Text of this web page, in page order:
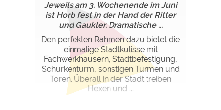
Jeweils am 3. Wochenende im Juni
ist Horb fest in der Hand der Ritter
und Gaukler. Dramatische ...
Den perfekten Rahmen dazu bietet die
einmalige Stadtkulisse mit
Fachwerkhäusern, Stadtbefestigung,
Schurkenturm, sonstigen Türmen und
Toren. Überall in der Stadt treiben
Hexen und ...